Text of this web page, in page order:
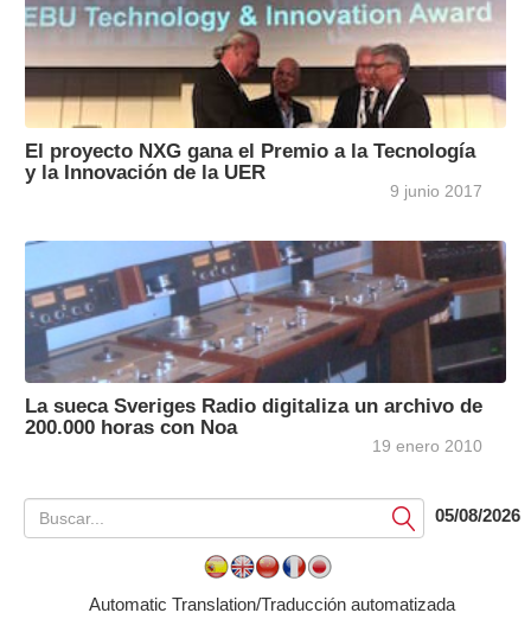
El proyecto NXG gana el Premio a la Tecnología
y la Innovación de la UER
9 junio 2017
La sueca Sveriges Radio digitaliza un archivo de
200.000 horas con Noa
19 enero 2010
Submit05/08/2026
Automatic Translation/Traducción automatizada